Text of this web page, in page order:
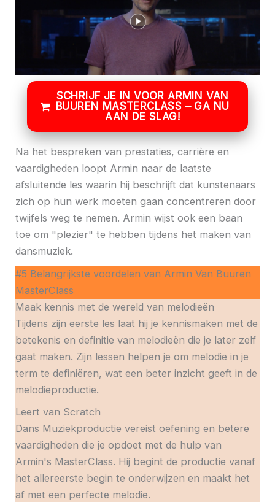
SCHRIJF JE IN VOOR ARMIN VAN
BUUREN MASTERCLASS – GA NU
AAN DE SLAG!
Na het bespreken van prestaties, carrière en
vaardigheden loopt Armin naar de laatste
afsluitende les waarin hij beschrijft dat kunstenaars
zich op hun werk moeten gaan concentreren door
twijfels weg te nemen. Armin wijst ook een baan
toe om "plezier" te hebben tijdens het maken van
dansmuziek.
#5 Belangrijkste voordelen van Armin Van Buuren
MasterClass
Maak kennis met de wereld van melodieën
Tijdens zijn eerste les laat hij je kennismaken met de
betekenis en definitie van melodieën die je later zelf
gaat maken. Zijn lessen helpen je om melodie in je
term te definiëren, wat een beter inzicht geeft in de
melodieproductie.
Leert van Scratch
Dans Muziekproductie vereist oefening en betere
vaardigheden die je opdoet met de hulp van
Armin's MasterClass. Hij begint de productie vanaf
het allereerste begin te onderwijzen en maakt het
af met een perfecte melodie.